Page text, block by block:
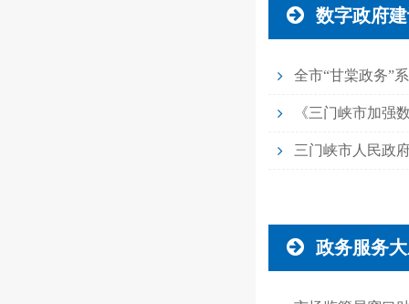
数字政府
全市“甘棠政务”
《三门峡市加强
政务服务